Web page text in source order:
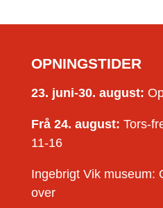
OPNINGSTIDER
23. juni-30. august:
Frå 24. august: Tors-
11-16
Ingebrigt Vik museum:
over